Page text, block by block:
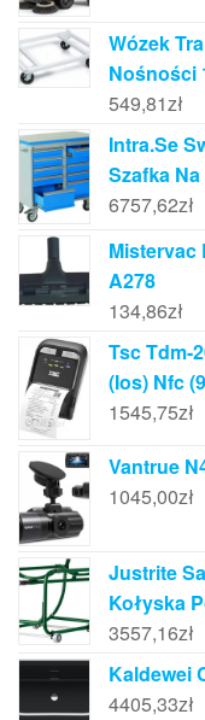
Wózek
Nośności
549,81zł
Intra.Se
Szafka
6757,62zł
Mistervac
A278
134,86zł
Tsc Tdm-
(Ios) Nfc
1545,75zł
Vantrue
1045,00zł
Justrite
Kołyska
3557,16zł
Kaldewei
4405,33zł